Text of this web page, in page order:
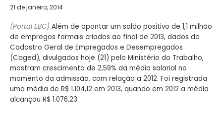
21 de janeiro, 2014
(Portal EBC) Além de apontar um saldo positivo de 1,1 milhão
de empregos formais criados ao final de 2013, dados do
Cadastro Geral de Empregados e Desempregados
(Caged), divulgados hoje (21) pelo Ministério do Trabalho,
mostram crescimento de 2,59% da média salarial no
momento da admissão, com relação a 2012. Foi registrada
uma média de R$ 1.104,12 em 2013, quando em 2012 a média
alcançou R$ 1.076,23.